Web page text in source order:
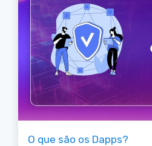
O que são os Dapps?